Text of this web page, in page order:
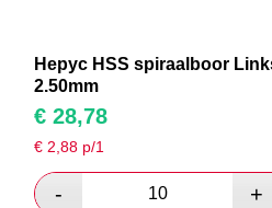
Hepyc HSS spiraalboor
2.50mm
€ 28,78
€2,88 p/1